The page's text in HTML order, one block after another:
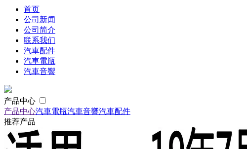
首页
公司新闻
公司简介
联系我们
汽車配件
汽車電瓶
汽車音響
产品中心
产品中心汽車電瓶汽車音響汽車配件
推荐产品